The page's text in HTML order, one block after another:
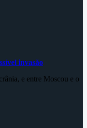
invasão
e entre Moscou e o